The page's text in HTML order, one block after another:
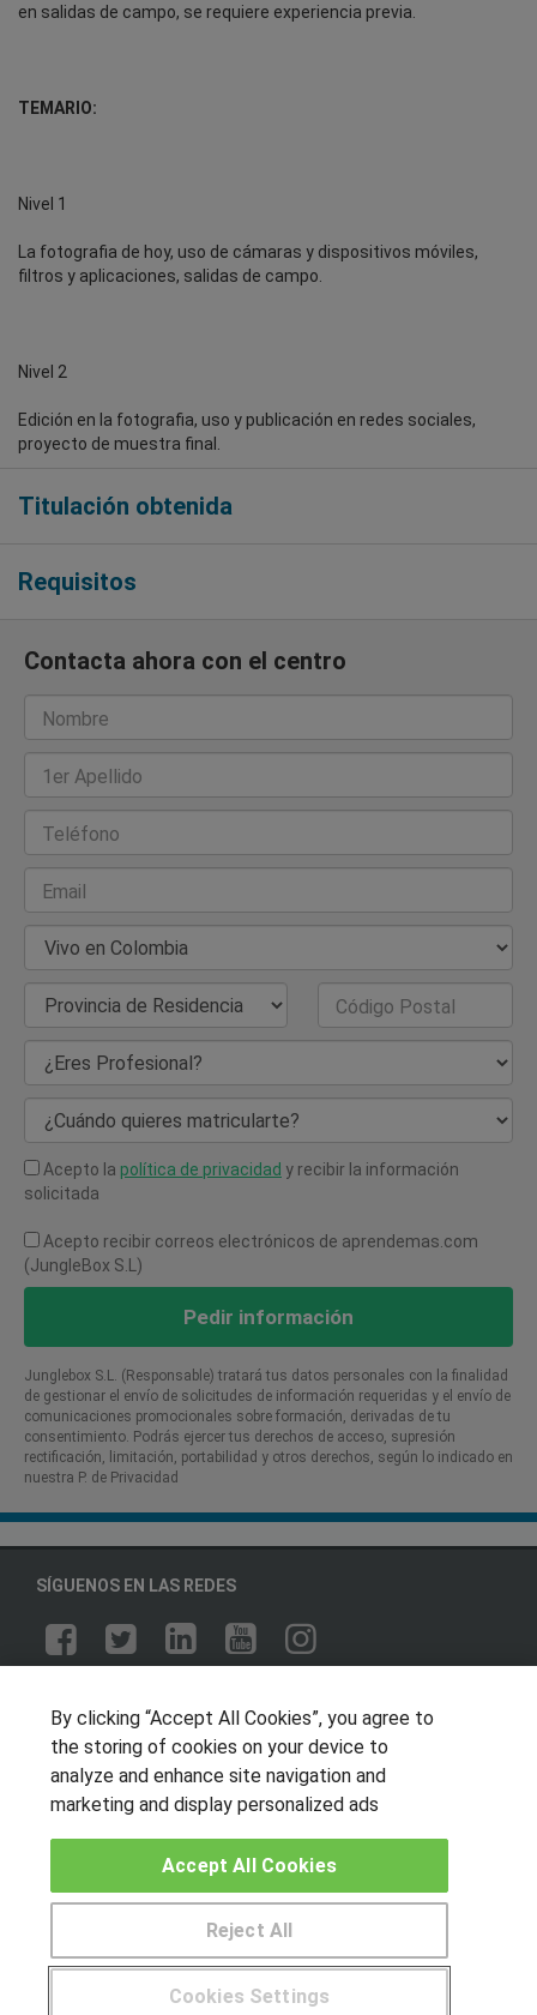
en salidas de campo, se requiere experiencia previa.
TEMARIO:
Nivel 1
La fotografia de hoy, uso de cámaras y dispositivos móviles,
filtros y aplicaciones, salidas de campo.
Nivel 2
Edición en la fotografia, uso y publicación en redes sociales,
proyecto de muestra final.
Titulación obtenida
Requisitos
Contacta ahora con el centro
Nombre
1er Apellido
Teléfono
Email
País de Residencia
Provincia de Residencia Código Postal
¿Eres Profesional?
¿Cuándo quieres matricularte?
Acepto la política de privacidad y recibir la información
solicitada
Acepto recibir correos electrónicos de aprendemas.com
(JungleBox S.L)
Pedir información
Junglebox S.L. (Responsable) tratará tus datos personales con la finalidad
de gestionar el envío de solicitudes de información requeridas y el envío de
comunicaciones promocionales sobre formación, derivadas de tu
consentimiento. Podrás ejercer tus derechos de acceso, supresión
rectificación, limitación, portabilidad y otros derechos, según lo indicado en
nuestra P. de Privacidad​
SÍGUENOS EN LAS REDES
Muro de los idiomas
Hablemos de empleo
Locos por las becas
CENTROS DE FORMACIÓN
By clicking “Accept All Cookies”, you agree to
the storing of cookies on your device to
analyze and enhance site navigation and
marketing and display personalized ads
Cookies Settings
Reject All
Accept All Cookies